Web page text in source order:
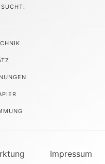
Impressum